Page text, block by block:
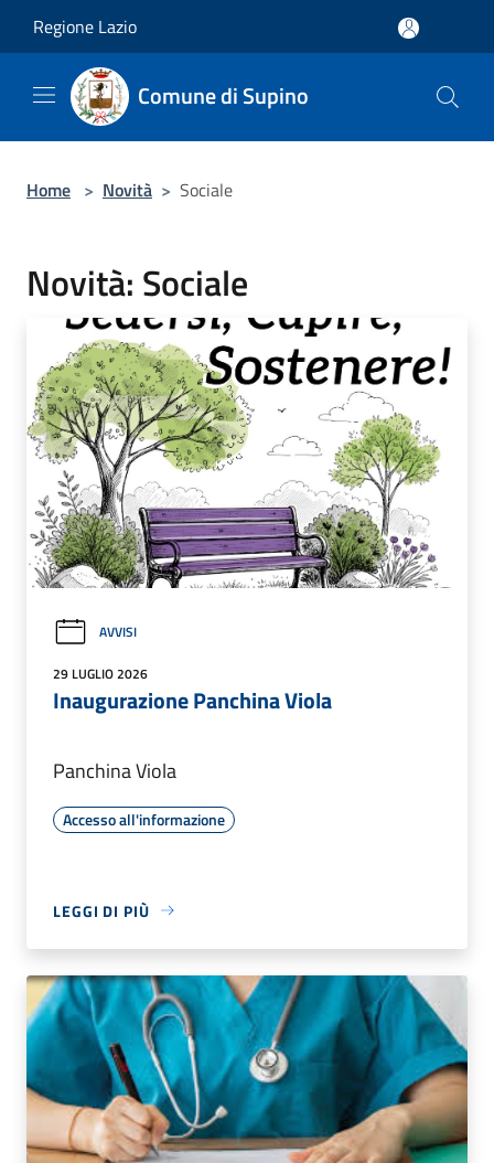
Regione Lazio
Comune di Supino
Home > Novità > Sociale
Novità: Sociale
AVVISI
29 LUGLIO 2026
Inaugurazione Panchina Viola
Panchina Viola
Accesso all'informazione
LEGGI DI PIÙ